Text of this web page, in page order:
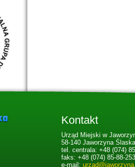
Kontakt
Urząd Miejski w
58-140 Jaworzyna
tel. centrala: +48 (074)
faks: +48 (074) 85-88-253
e-mail: